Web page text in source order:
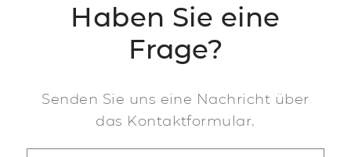
Haben Sie eine
Frage?
Senden Sie uns eine Nachricht über
das Kontaktformular.